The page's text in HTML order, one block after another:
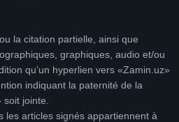
la citation partielle, ainsi que
graphiques, audio et/ou
qu’un hyperlien vers «Zamin.uz»
indiquant la paternité de la
jointe.
les articles signés appartiennent à